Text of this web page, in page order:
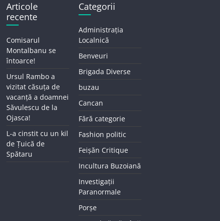
Articole
recente
Comisarul
Montalbanu se
întoarce!
Ursul Rambo a
vizitat căsuța de
vacanță a doamnei
Săvulescu de la
Ojasca!
L-a cinstit cu un kil
de Țuică de
Spătaru
Categorii
Administrația
Localnică
Benveuri
Brigada Diverse
buzau
Cancan
Fără categorie
Fashion politic
Feișăn Critique
Incultura Buzoiană
Investigații
Paranormale
Porșe